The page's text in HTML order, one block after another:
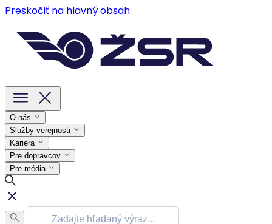
Preskočiť na hlavný obsah
O nás
Služby verejnosti
Kariéra
Pre dopravcov
Pre média